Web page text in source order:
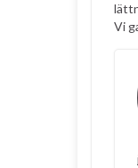
Vi